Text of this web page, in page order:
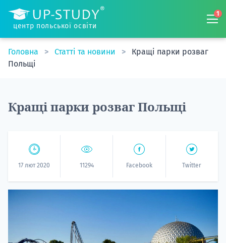
центр польської освіти
1
Головна Статті та новини
Кращі парки розваг
Польщі
Кращі парки розваг Польщі
17 лют 2020 11294 Facebook Twitter